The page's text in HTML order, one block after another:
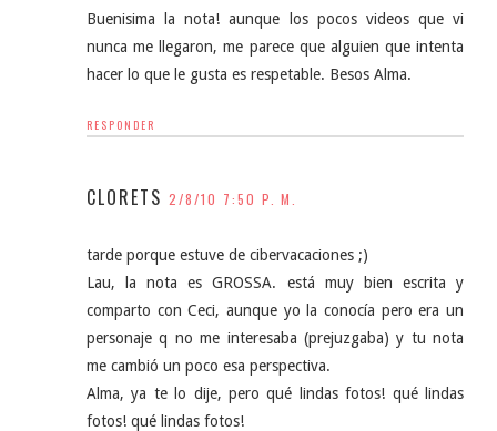
Buenisima la nota! aunque los pocos videos que vi
nunca me llegaron, me parece que alguien que intenta
hacer lo que le gusta es respetable. Besos Alma.
RESPONDER
CLORETS 2/8/10 7:50 P. M.
tarde porque estuve de cibervacaciones ;)
Lau, la nota es GROSSA. está muy bien escrita y
comparto con Ceci, aunque yo la conocía pero era un
personaje q no me interesaba (prejuzgaba) y tu nota
me cambió un poco esa perspectiva.
Alma, ya te lo dije, pero qué lindas fotos! qué lindas
fotos! qué lindas fotos!